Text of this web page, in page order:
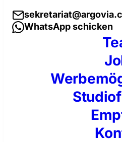
WhatsApp schicken